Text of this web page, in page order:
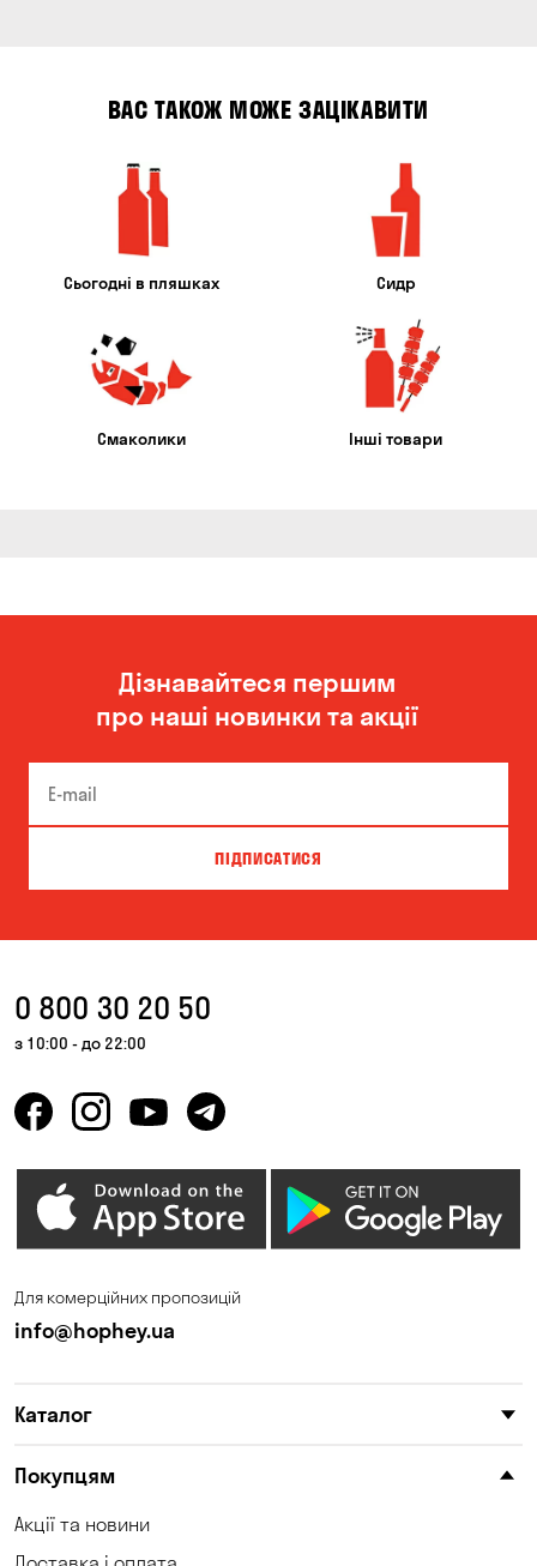
ВАС ТАКОЖ МОЖЕ ЗАЦІКАВИТИ
Сьогодні в пляшках Сидр
Смаколики Інші товари
Дізнавайтеся першим
про наші новинки та акції
ПІДПИСАТИСЯ
0 800 30 20 50
з 10:00 - до 22:00
Для комерційних пропозицій
info@hophey.ua
Каталог
Покупцям
Акції та новини